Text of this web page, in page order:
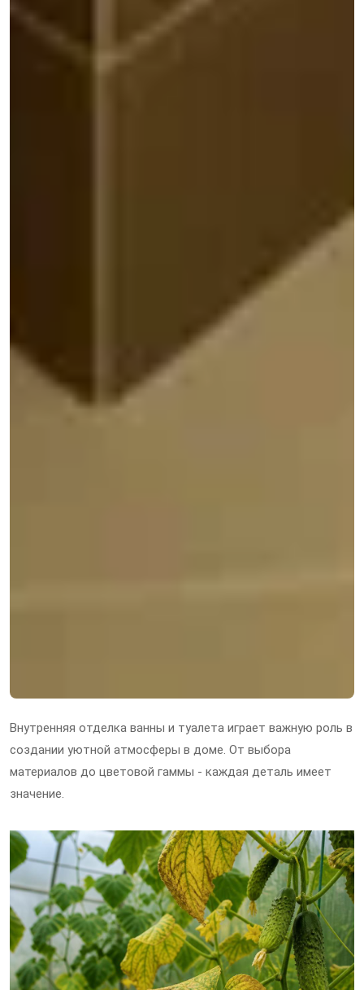
Внутренняя отделка ванны и туалета играет важную роль в
создании уютной атмосферы в доме. От выбора
материалов до цветовой гаммы - каждая деталь имеет
значение.